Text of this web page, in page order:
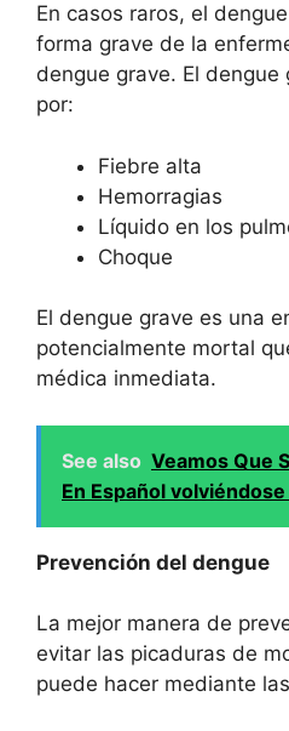
En casos raros, el
forma grave de la
dengue grave. El dengue
por:
Fiebre alta
Hemorragias
Líquido en los
Choque
El dengue grave es una
potencialmente mortal
médica inmediata.
See also Veamos Que
En Español
Prevención del dengue
La mejor manera de
evitar las picaduras de
puede hacer mediante